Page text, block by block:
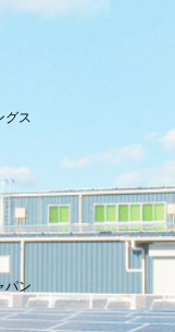
グス
パン